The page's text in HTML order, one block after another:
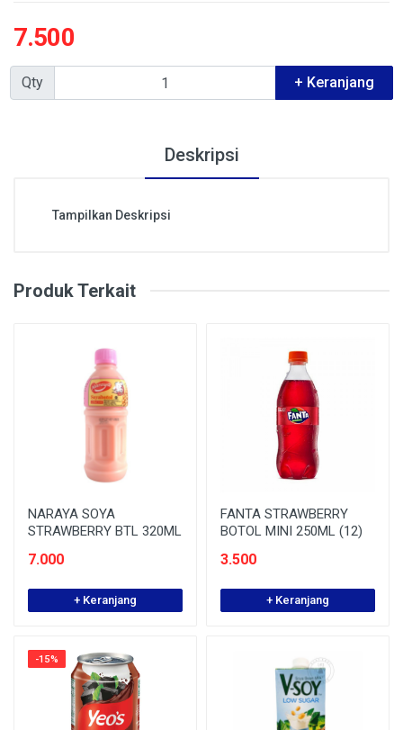
7.500
Qty + Keranjang
Deskripsi
Tampilkan Deskripsi
Produk Terkait
NARAYA SOYA
STRAWBERRY BTL 320ML
7.000
+ Keranjang
FANTA STRAWBERRY
BOTOL MINI 250ML (12)
3.500
+ Keranjang
-15%